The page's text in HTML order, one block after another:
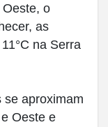
o
as
na Serra
se aproximam
Oeste e